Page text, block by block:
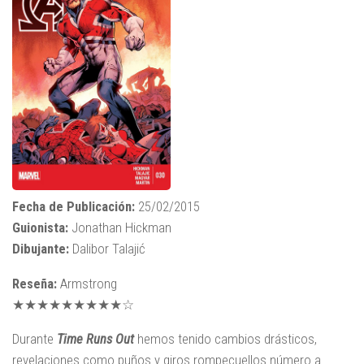
Fecha de Publicación: 25/02/2015
Guionista: Jonathan Hickman
Dibujante: Dalibor Talajić
Reseña: Armstrong
★★★★★★★★★☆
Durante Time Runs Outhemos tenido cambios drásticos,
revelaciones como puños y giros rompecuellos número a